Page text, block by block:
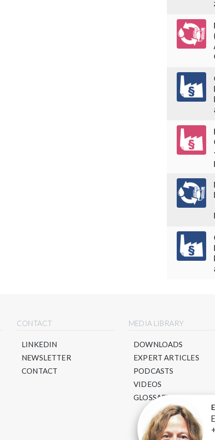
CONTACT
LINKEDIN
NEWSLETTER
CONTACT
MEDIA LIBRARY
DOWNLOADS
EXPERT ARTICLES
PODCASTS
VIDEOS
GLOSSARY